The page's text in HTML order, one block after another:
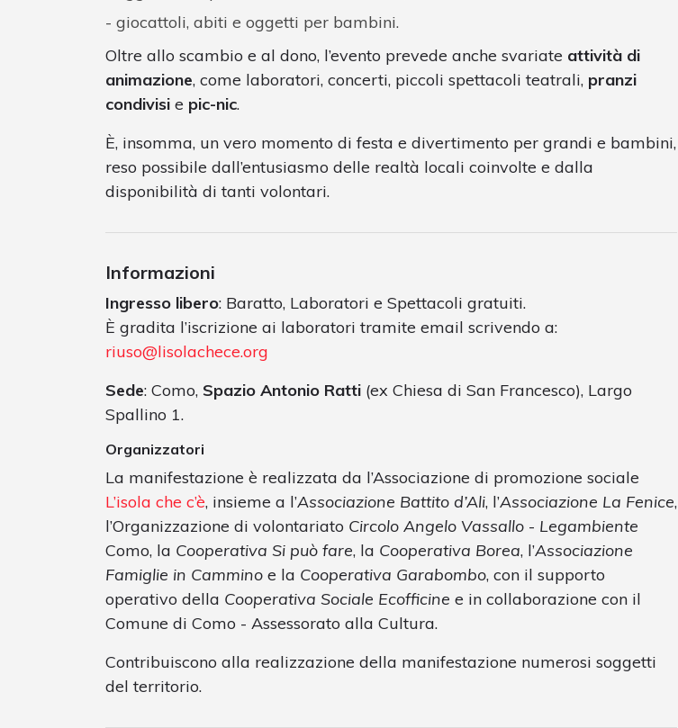
giocattoli, abiti e oggetti per bambini.
Oltre allo scambio e al dono, l’evento prevede anche svariate attività di
animazione, come laboratori, concerti, piccoli spettacoli teatrali, pranzi
condivisi e pic-nic.
È, insomma, un vero momento di festa e divertimento per grandi e bambini,
reso possibile dall’entusiasmo delle realtà locali coinvolte e dalla
disponibilità di tanti volontari.
Informazioni
Ingresso libero: Baratto, Laboratori e Spettacoli gratuiti.
È gradita l’iscrizione ai laboratori tramite email scrivendo a:
riuso@lisolachece.org
Sede: Como, Spazio Antonio Ratti (ex Chiesa di San Francesco), Largo
Spallino 1.
Organizzatori
La manifestazione è realizzata da l’Associazione di promozione sociale
L’isola che c’è, insieme a l’Associazione Battito d’Ali, l’Associazione La Fenice,
l’Organizzazione di volontariato Circolo Angelo Vassallo - Legambiente
Como, la Cooperativa Si può fare, la Cooperativa Borea, l’Associazione
Famiglie in Cammino e la Cooperativa Garabombo, con il supporto
operativo della Cooperativa Sociale Ecofficine e in collaborazione con il
Comune di Como - Assessorato alla Cultura.
Contribuiscono alla realizzazione della manifestazione numerosi soggetti
del territorio.